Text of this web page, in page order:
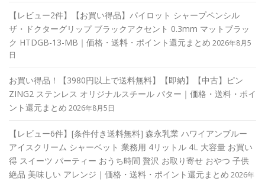
【レビュー2件】【お買い得品】パイロット シャープペンシル
ザ・ドクターグリップ ブラックアクセント 0.3mm マットブラッ
ク HTDGB-13-MB｜価格・送料・ポイント還元まとめ 2026年8月5
日
お買い得品！【3980円以上で送料無料】【即納】【中古】ピン
ZING2 ステンレス オリジナルスチール パター｜価格・送料・ポイ
ント還元まとめ 2026年8月5日
【レビュー6件】[条件付き送料無料] 森永乳業 ハワイアンブルー
アイスクリーム シャーベット 業務用 4リットル 4L 大容量 お買い
得 スイーツ パーティー おうち時間 贅沢 お取り寄せ おやつ 子供
絶品 美味しい アレンジ｜価格・送料・ポイント還元まとめ 2026年